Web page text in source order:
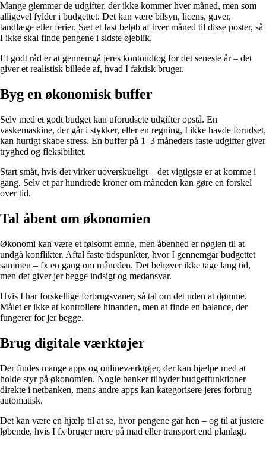
Mange glemmer de udgifter, der ikke kommer hver måned, men som
alligevel fylder i budgettet. Det kan være bilsyn, licens, gaver,
tandlæge eller ferier. Sæt et fast beløb af hver måned til disse poster, så
I ikke skal finde pengene i sidste øjeblik.
Et godt råd er at gennemgå jeres kontoudtog for det seneste år – det
giver et realistisk billede af, hvad I faktisk bruger.
Byg en økonomisk buffer
Selv med et godt budget kan uforudsete udgifter opstå. En
vaskemaskine, der går i stykker, eller en regning, I ikke havde forudset,
kan hurtigt skabe stress. En buffer på 1–3 måneders faste udgifter giver
tryghed og fleksibilitet.
Start småt, hvis det virker uoverskueligt – det vigtigste er at komme i
gang. Selv et par hundrede kroner om måneden kan gøre en forskel
over tid.
Tal åbent om økonomien
Økonomi kan være et følsomt emne, men åbenhed er nøglen til at
undgå konflikter. Aftal faste tidspunkter, hvor I gennemgår budgettet
sammen – fx en gang om måneden. Det behøver ikke tage lang tid,
men det giver jer begge indsigt og medansvar.
Hvis I har forskellige forbrugsvaner, så tal om det uden at dømme.
Målet er ikke at kontrollere hinanden, men at finde en balance, der
fungerer for jer begge.
Brug digitale værktøjer
Der findes mange apps og onlineværktøjer, der kan hjælpe med at
holde styr på økonomien. Nogle banker tilbyder budgetfunktioner
direkte i netbanken, mens andre apps kan kategorisere jeres forbrug
automatisk.
Det kan være en hjælp til at se, hvor pengene går hen – og til at justere
løbende, hvis I fx bruger mere på mad eller transport end planlagt.